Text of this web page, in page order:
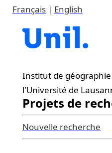
Français| English
Institut de
l'Université de
Projets de
Nouvelle recherche